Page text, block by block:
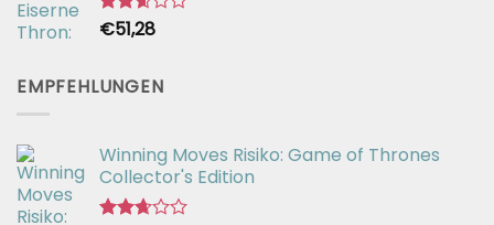
Bewertet
von 5
€51,28
EMPFEHLUNGEN
Winning Moves Risiko: Game of Thrones
Collector's Edition